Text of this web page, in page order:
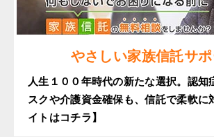
やさしい家族信託サポ
人生１００年時代の新たな選択。認知
スクや介護資金確保も、信託で柔軟に
イトはコチラ】